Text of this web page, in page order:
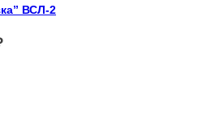
ВСЛ-2